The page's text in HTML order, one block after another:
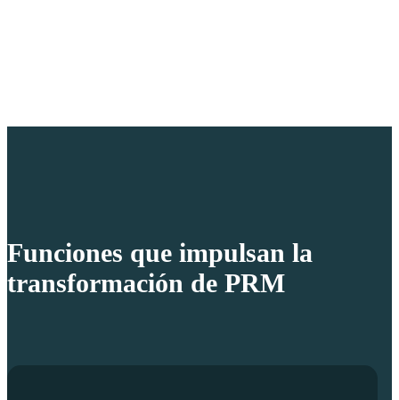
Funciones que impulsan la
transformación de PRM